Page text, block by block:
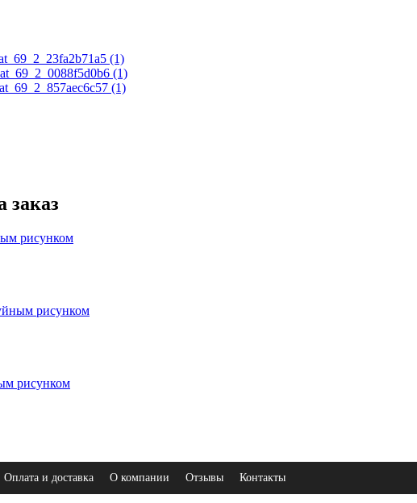
(1)
(1)
(1)
рисунком
рисунком
рисунком
Оплата и доставка О компании Отзывы Контакты